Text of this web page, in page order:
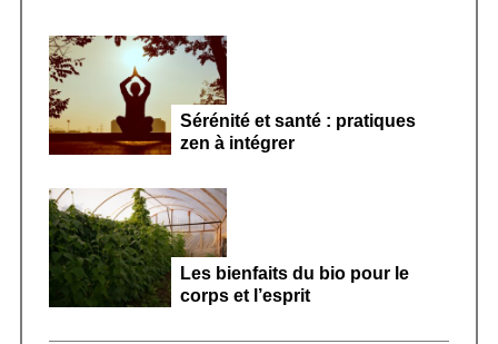
Sérénité et santé : pratiques
zen à intégrer
Les bienfaits du bio pour le
corps et l’esprit